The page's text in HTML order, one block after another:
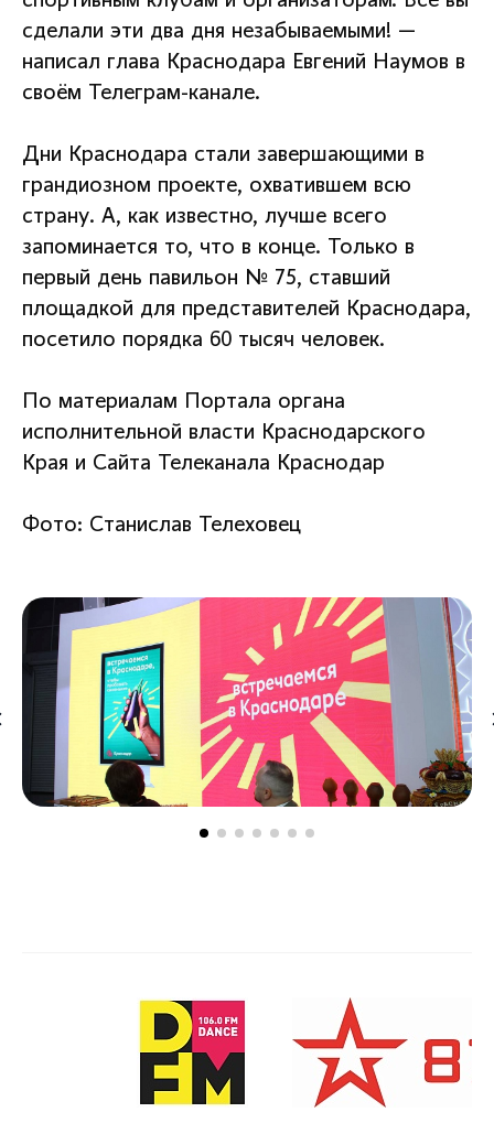
сделали эти два дня незабываемыми! —
написал глава Краснодара Евгений Наумов в
своём Телеграм-канале.
Дни Краснодара стали завершающими в
грандиозном проекте, охватившем всю
страну. А, как известно, лучше всего
запоминается то, что в конце. Только в
первый день павильон № 75, ставший
площадкой для представителей Краснодара,
посетило порядка 60 тысяч человек.
По материалам Портала органа
исполнительной власти Краснодарского
Края и Сайта Телеканала Краснодар
Фото: Станислав Телеховец